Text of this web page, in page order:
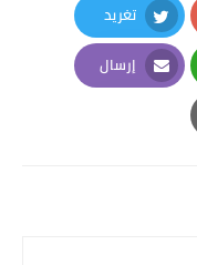
تغريد
Twitter
إرسال
Email